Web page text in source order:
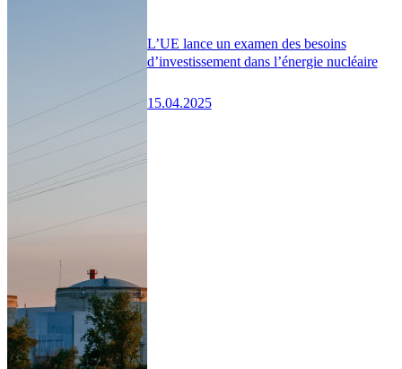
L’UE lance un examen des besoins
d’investissement dans l’énergie nucléaire
15.04.2025